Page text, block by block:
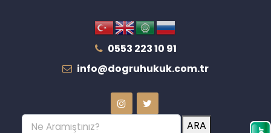
0553 223 10 91
info@dogruhukuk.com.tr
ARA